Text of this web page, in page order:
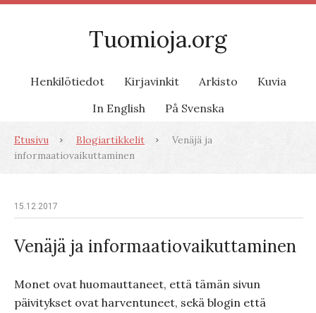
Tuomioja.org
Henkilötiedot Kirjavinkit Arkisto
Kuvia
In English
På Svenska
Etusivu Blogiartikkelit
Venäjä ja
informaatiovaikuttaminen
15.12.2017
Venäjä ja informaatiovaikuttaminen
Monet ovat huomauttaneet, että tämän sivun
päivitykset ovat harventuneet, sekä blogin että